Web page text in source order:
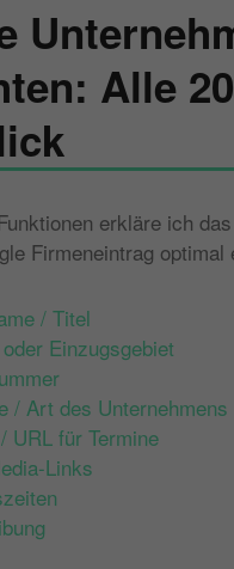
Alle
erkläre ich
Firmeneintrag optimal
/ Titel
Einzugsgebiet
/ Art des Unternehmens
URL für Termine
Links